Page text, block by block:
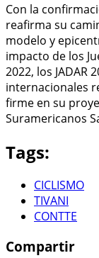
Con la
reafirma su
modelo y
impacto de los
2022, los JADAR
internacionales
firme en su
Suramericanos
Tags:
CICLISMO
TIVANI
CONTTE
Compartir